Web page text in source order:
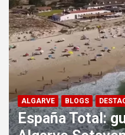
ALGARVE BLOGS
España Total: